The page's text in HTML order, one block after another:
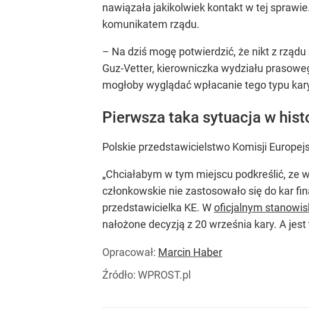
nawiązała jakikolwiek kontakt w tej
komunikatem rządu.
– Na dziś mogę potwierdzić, że nikt z
Guz-Vetter, kierowniczka wydziału
mogłoby wyglądać wpłacanie tego typu
Pierwsza taka sytuacja w
Polskie przedstawicielstwo Komisji
„Chciałabym w tym miejscu podkreślić, ze
członkowskie nie zastosowało się do kar
przedstawicielka KE. Woficjalnym
nałożone decyzją z 20 września kary. A
Opracował: Marcin Haber
Źródło: WPROST.pl